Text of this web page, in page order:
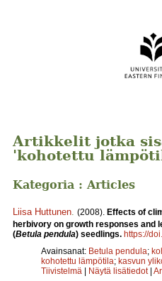
Artikkelit jotka
'kohotettu
Kategoria : Articles
Liisa Huttunen (2008). Effects of
herbivory on growth responses and
(Betula pendula) seedlings. https://
Avainsanat: Betula pendula;
kohotettu lämpötila; kasvun
Tiivistelmä | Näytä lisätiedot |